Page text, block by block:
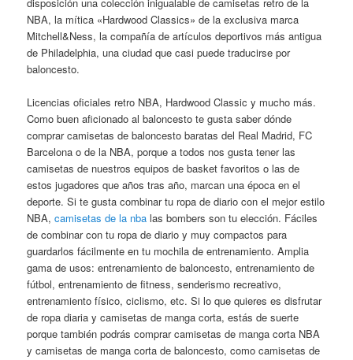
NBA, la mítica «Hardwood Classics» de la exclusiva marca
Mitchell&Ness, la compañía de artículos deportivos más antigua
de Philadelphia, una ciudad que casi puede traducirse por
baloncesto.
Licencias oficiales retro NBA, Hardwood Classic y mucho más.
Como buen aficionado al baloncesto te gusta saber dónde
comprar camisetas de baloncesto baratas del Real Madrid, FC
Barcelona o de la NBA, porque a todos nos gusta tener las
camisetas de nuestros equipos de basket favoritos o las de
estos jugadores que años tras año, marcan una época en el
deporte. Si te gusta combinar tu ropa de diario con el mejor estilo
NBA,camisetas de la nba las bombers son tu elección. Fáciles
de combinar con tu ropa de diario y muy compactos para
guardarlos fácilmente en tu mochila de entrenamiento. Amplia
gama de usos: entrenamiento de baloncesto, entrenamiento de
fútbol, entrenamiento de fitness, senderismo recreativo,
entrenamiento físico, ciclismo, etc. Si lo que quieres es disfrutar
de ropa diaria y camisetas de manga corta, estás de suerte
porque también podrás comprar camisetas de manga corta NBA
y camisetas de manga corta de baloncesto, como camisetas de